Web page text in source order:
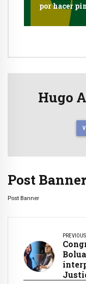
por hacer
Hugo
Post Banner
Post Banner
PREVIOUS